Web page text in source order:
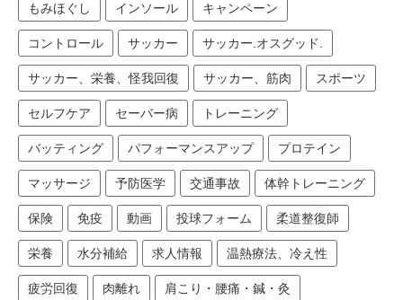
もみほぐし インソール キャンペーン
コントロール サッカー サッカー.オスグッド.
サッカー、栄養、怪我回復 サッカー、筋肉 スポーツ
セルフケア セーバー病 トレーニング
バッティング パフォーマンスアップ プロテイン
マッサージ 予防医学 交通事故 体幹トレーニング
保険 免疫 動画 投球フォーム 柔道整復師
栄養 水分補給 求人情報 温熱療法、冷え性
疲労回復 肉離れ 肩こり・腰痛・鍼・灸